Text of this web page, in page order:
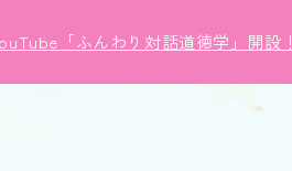
「ふんわり対話道徳学」開設！